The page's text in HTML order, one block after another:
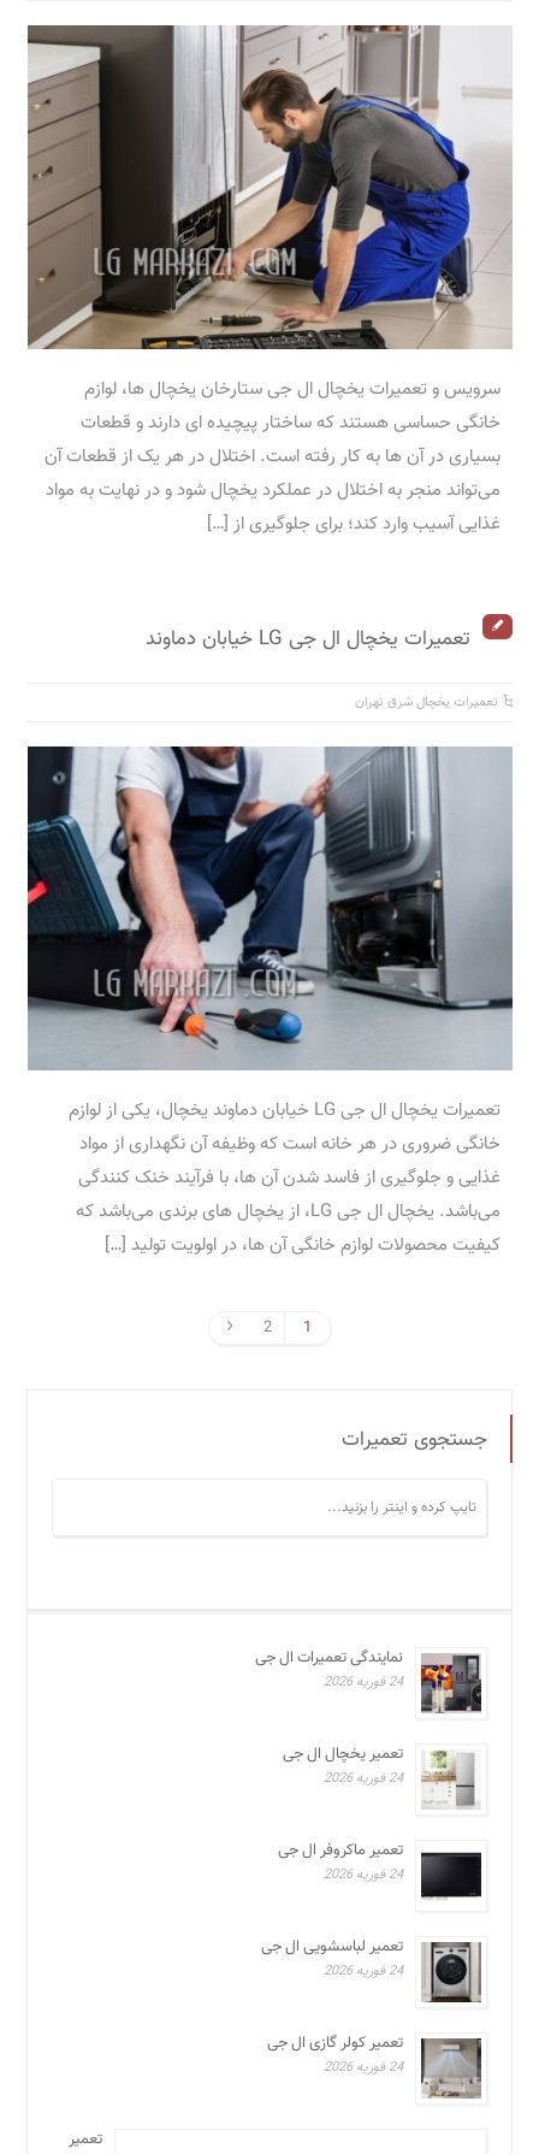
سرویس و تعمیرات یخچال ال جی ستارخان یخچال ها، لوازم
خانگی حساسی هستند که ساختار پیچیده ای دارند و قطعات
بسیاری در آن ها به کار رفته است. اختلال در هر یک از قطعات آن
می‌تواند منجر به اختلال در عملکرد یخچال شود و در نهایت به مواد
غذایی آسیب وارد کند؛ برای جلوگیری از […]
تعمیرات یخچال ال جی LG خیابان دماوند
تعمیرات یخچال شرق تهران
تعمیرات یخچال ال جی LG خیابان دماوند یخچال، یکی از لوازم
خانگی ضروری در هر خانه است که وظیفه آن نگهداری از مواد
غذایی و جلوگیری از فاسد شدن آن ها، با فرآیند خنک کنندگی
می‌باشد. یخچال ال جی LG، از یخچال های برندی می‌باشد که
کیفیت محصولات لوازم خانگی آن ها، در اولویت تولید […]
1
2
جستجوی تعمیرات
نمایندگی تعمیرات ال جی
24 فوریه 2026
تعمیر یخچال ال جی
24 فوریه 2026
تعمیر ماکروفر ال جی
24 فوریه 2026
تعمیر لباسشویی ال جی
24 فوریه 2026
تعمیر کولر گازی ال جی
24 فوریه 2026